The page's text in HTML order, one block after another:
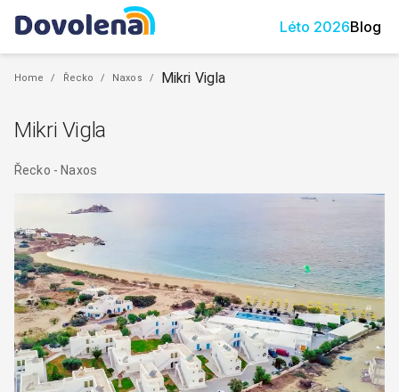
Léto 2026Blog
Home / Řecko / Naxos / Mikri Vigla
Mikri Vigla
Řecko - Naxos